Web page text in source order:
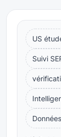
US
Suivi